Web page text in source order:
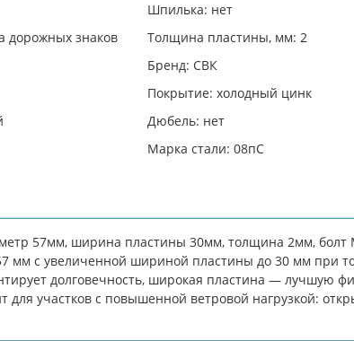
дорожных знаков
Шпилька: нет
Толщина пластины, мм: 2
Бренд: СВК
Покрытие: холодный цинк
Дюбель: нет
Марка стали: 08пС
57мм, ширина пластины 30мм, толщина 2мм,
мм с увеличенной шириной пластины до 30 мм при
долговечность, широкая пластина — лучшую
для участков с повышенной ветровой нагрузкой: